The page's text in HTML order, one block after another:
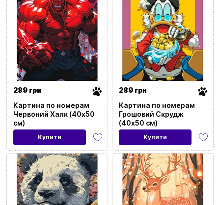
289 грн
Картина по номерам
Червоний Халк (40х50
см)
Купити
289 грн
Картина по номерам
Грошовий Скрудж
(40х50 см)
Купити